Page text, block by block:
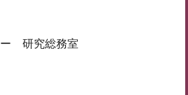
ー 研究総務室